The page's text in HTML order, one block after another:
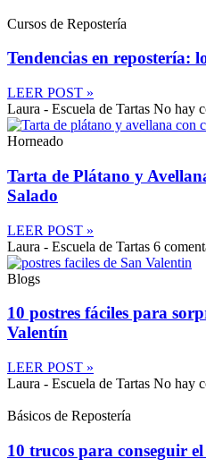
Cursos de Repostería
Tendencias en repostería:
LEER POST »
Laura - Escuela de Tartas No hay
Horneado
Tarta de Plátano y
Salado
LEER POST »
Laura - Escuela de Tartas 6
Blogs
10 postres fáciles para
Valentín
LEER POST »
Laura - Escuela de Tartas No hay
Básicos de Repostería
10 trucos para conseguir el